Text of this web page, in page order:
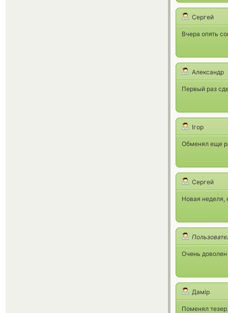
Сергей
Вчера опять
Александр
Первый раз
Ігор
Обменял еще
Сергей
Новая неделя,
Очень
Дамір
Поменял